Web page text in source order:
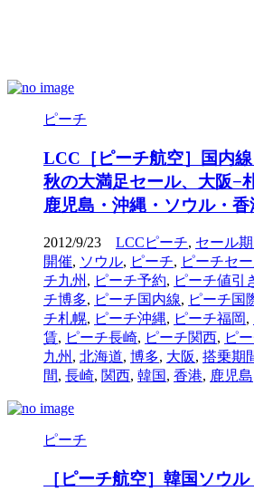
ピーチ
LCC［ピーチ航空］国内線
秋の大満足セール、大阪−
鹿児島・沖縄・ソウル・香
2012/9/23 LCCピーチ, セール
開催, ソウル, ピーチ, ピーチセ
チ九州 , ピーチ予約, ピーチ値引
チ博多, ピーチ国内線, ピーチ国
チ札幌, ピーチ沖縄, ピーチ福岡,
賃, ピーチ長崎, ピーチ関西, ピ
九州 , 北海道, 博多, 大阪, 搭乗期
間, 長崎, 関西, 韓国, 香港, 鹿児島
ピーチ
［ピーチ航空］韓国ソウ